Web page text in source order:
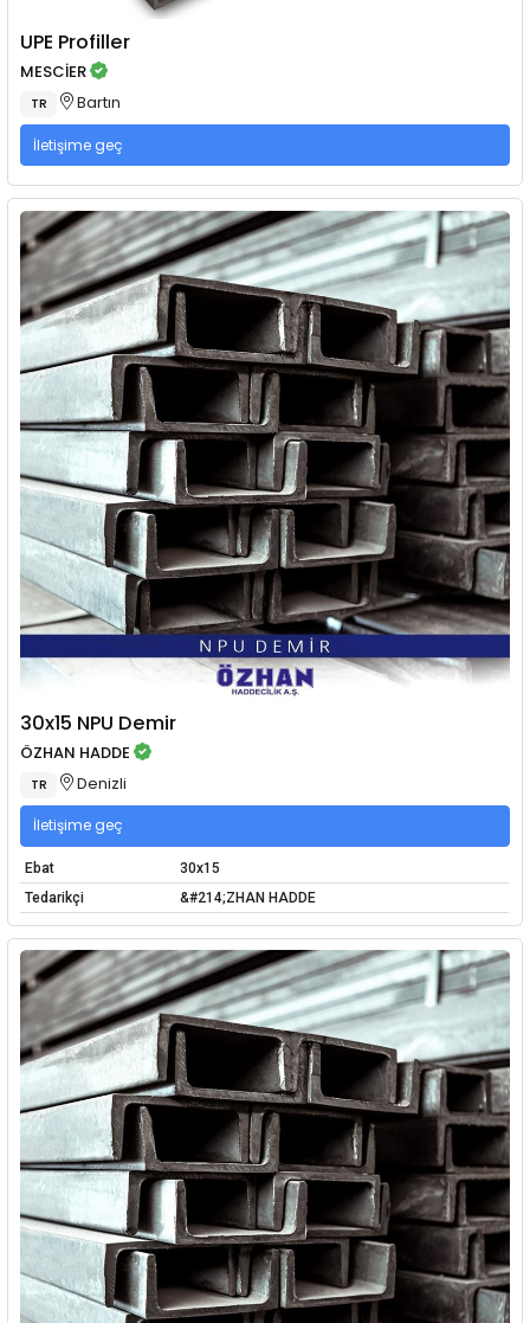
UPE Profiller
MESCİER
TR Bartın
İletişime geç
30x15 NPU Demir
ÖZHAN HADDE
TR Denizli
İletişime geç
Ebat
30x15
Tedarikçi
&#214;ZHAN HADDE